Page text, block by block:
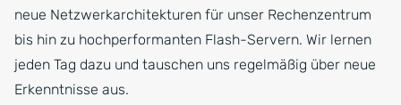
neue Netzwerkarchitekturen für unser Rechenzentrum
bis hin zu hochperformanten Flash-Servern. Wir lernen
jeden Tag dazu und tauschen uns regelmäßig über neue
Erkenntnisse aus.